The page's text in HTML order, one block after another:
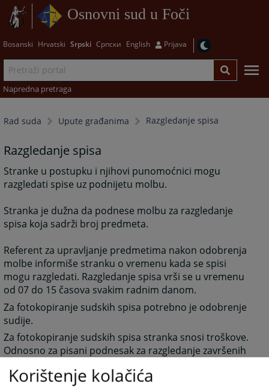
Osnovni sud u Foči
Bosanski Hrvatski Srpski Српски English Prijava
Napredna pretraga
Rad suda Upute građanima Razgledanje spisa
Razgledanje spisa
Stranke u postupku i njihovi punomoćnici mogu
razgledati spise uz podnijetu molbu.
Stranka je dužna da podnese molbu za razgledanje
spisa koja sadrži broj predmeta.
Referent za upravljanje predmetima nakon odobrenja
molbe informiše stranku o vremenu kada se spisi
mogu razgledati. Razgledanje spisa vrši se u vremenu
od 07 do 15 časova svakim radnim danom.
Za fotokopiranje sudskih spisa potrebno je odobrenje
sudije.
Za fotokopiranje sudskih spisa stranka snosi troškove.
Odnosno za pisani podnesak za razgledanje završenih
tarife.
Korištenje kolačića